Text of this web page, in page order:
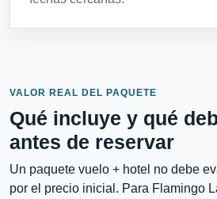
VALOR REAL DEL PAQUETE
Qué incluye y qué
antes de reservar
Un paquete vuelo + hotel no debe
por el precio inicial. Para Flamingo